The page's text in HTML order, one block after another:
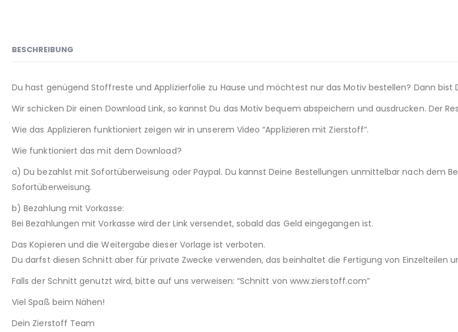
BESCHREIBUNG
Du hast genügend Stoffreste und Applizierfolie zu Hause und möchtest nur das Motiv bestellen? Dann bist
Wir schicken Dir einen Download Link, so kannst Du das Motiv bequem abspeichern und ausdrucken. Der
Wie das Applizieren funktioniert zeigen wir in unserem Video “Applizieren mit Zierstoff”.
Wie funktioniert das mit dem Download?
a) Du bezahlst mit Sofortüberweisung oder Paypal. Du kannst Deine Bestellungen unmittelbar nach dem
Sofortüberweisung.
b) Bezahlung mit Vorkasse:
Bei Bezahlungen mit Vorkasse wird der Link versendet, sobald das Geld eingegangen ist.
Das Kopieren und die Weitergabe dieser Vorlage ist verboten.
Du darfst diesen Schnitt aber für private Zwecke verwenden, das beinhaltet die Fertigung von Einzelteilen
Falls der Schnitt genutzt wird, bitte auf uns verweisen: “Schnitt von www.zierstoff.com”
Viel Spaß beim Nähen!
Dein Zierstoff Team